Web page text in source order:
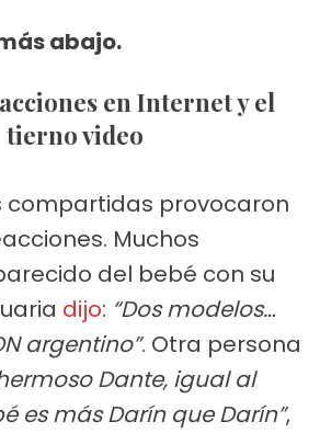
abajo.
tierno video
compartidas provocaron
Muchos
del bebé con su
dijo: “Dos modelos…
argentino”. Otra persona
hermoso Dante, igual al
es más Darín que Darín”,